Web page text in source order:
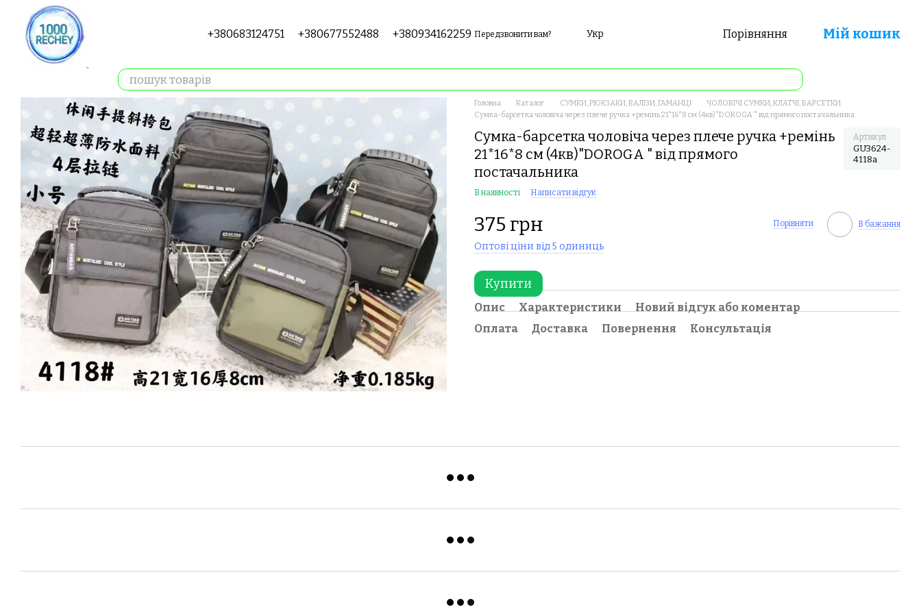
Перейти до основного контенту
+380683124751 +380677552488 +380934162259 Передзвонити вам? Укр Порівняння Мій кошик
Головна Каталог СУМКИ, РЮКЗАКИ, ВАЛІЗИ, ГАМАНЦІ
ЧОЛОВІЧІ СУМКИ, КЛАТЧІ, БАРСЕТКИ
Сумка-барсетка чоловіча через плече ручка +ремінь 21*16*8 см (4кв)"DOROGA " від прямого постачальника
Сумка-барсетка чоловіча через плече ручка +ремінь
21*16*8 см (4кв)"DOROGA " від прямого
постачальника
Артикул
GU3624-
4118a
В наявності Написати відгук
375 грн Порівняти В бажання
Оптові ціни від 5 одиниць
Купити
Опис Характеристики
Новий відгук або коментар
Оплата
Доставка Повернення Консультація